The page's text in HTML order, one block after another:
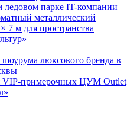
ледовом парке IT-компании
металлический
7 м для пространства
люксового бренда в
VIP-примерочных ЦУМ Outlet